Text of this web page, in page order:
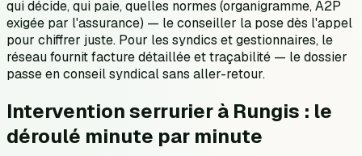
qui décide, qui paie, quelles normes (organigramme, A2P
exigée par l'assurance) — le conseiller la pose dès l'appel
pour chiffrer juste. Pour les syndics et gestionnaires, le
réseau fournit facture détaillée et traçabilité — le dossier
passe en conseil syndical sans aller-retour.
Intervention serrurier à Rungis : le
déroulé minute par minute